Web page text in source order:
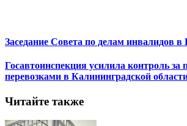
Заседание Совета по делам инвалидов в
Госавтоинспекция усилила контроль за
перевозками в Калининградской
Читайте также